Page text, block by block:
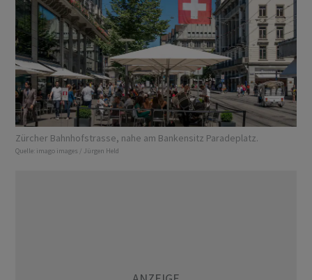
Zürcher Bahnhofstrasse, nahe am Bankensitz Paradeplatz.
Quelle: imago images / Jürgen Held